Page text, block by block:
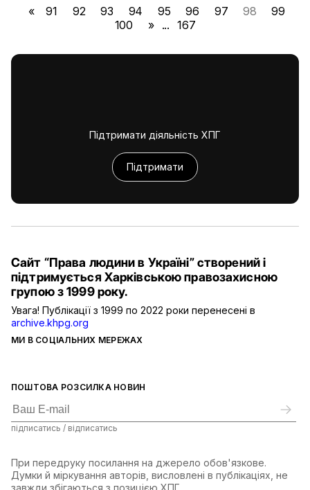
« 91 92 93 94 95 96 97 98
99
100
» ... 167
Підтримати діяльність ХПГ
Підтримати
ПОШТОВА РОЗСИЛКА НОВИН
підписатись / відписатись
МИ В СОЦІАЛЬНИХ МЕРЕЖАХ
Сайт “Права людини в Україні” створений і
підтримується Харківською правозахисною
групою з 1999 року.
Увага! Публікації з 1999 по 2022 роки перенесені в
archive.khpg.org
При передруку посилання на джерело обов'язкове.
Думки й міркування авторів, висловлені в публікаціях, не
завжди збігаються з позицією ХПГ